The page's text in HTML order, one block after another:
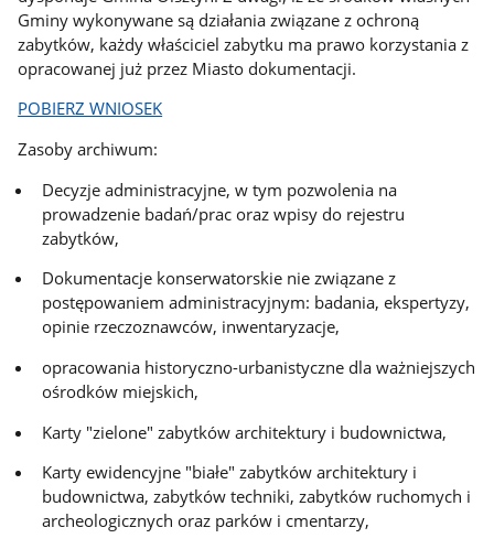
Gminy wykonywane są działania związane z ochroną
zabytków, każdy właściciel zabytku ma prawo korzystania z
opracowanej już przez Miasto dokumentacji.
POBIERZ WNIOSEK
Zasoby archiwum:
Decyzje administracyjne, w tym pozwolenia na
prowadzenie badań/prac oraz wpisy do rejestru
zabytków,
Dokumentacje konserwatorskie nie związane z
postępowaniem administracyjnym: badania, ekspertyzy,
opinie rzeczoznawców, inwentaryzacje,
opracowania historyczno-urbanistyczne dla ważniejszych
ośrodków miejskich,
Karty "zielone" zabytków architektury i budownictwa,
Karty ewidencyjne "białe" zabytków architektury i
budownictwa, zabytków techniki, zabytków ruchomych i
archeologicznych oraz parków i cmentarzy,